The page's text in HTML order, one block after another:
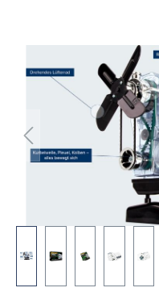
Bildergalerie überspringen